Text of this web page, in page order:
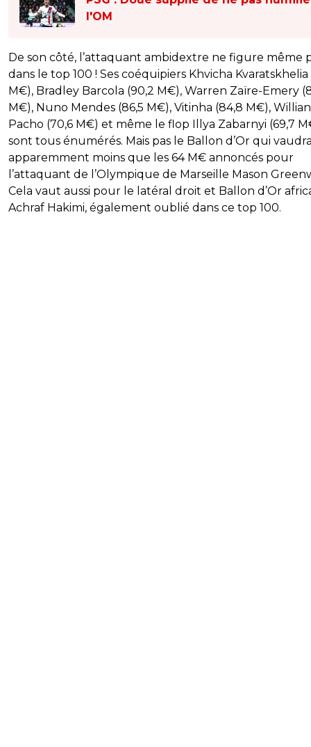
l'OM
De son côté, l’attaquant ambidextre ne figure même
dans le top 100 ! Ses coéquipiers Khvicha Kvaratskhelia
M€), Bradley Barcola (90,2 M€), Warren Zaïre-Emery
M€), Nuno Mendes (86,5 M€), Vitinha (84,8 M€), Willian
Pacho (70,6 M€) et même le flop Illya Zabarnyi (69,7
sont tous énumérés. Mais pas le Ballon d’Or qui
apparemment moins que les 64 M€ annoncés pour
l’attaquant de l’Olympique de Marseille Mason
Cela vaut aussi pour le latéral droit et Ballon d’Or
Achraf Hakimi, également oublié dans ce top 100.